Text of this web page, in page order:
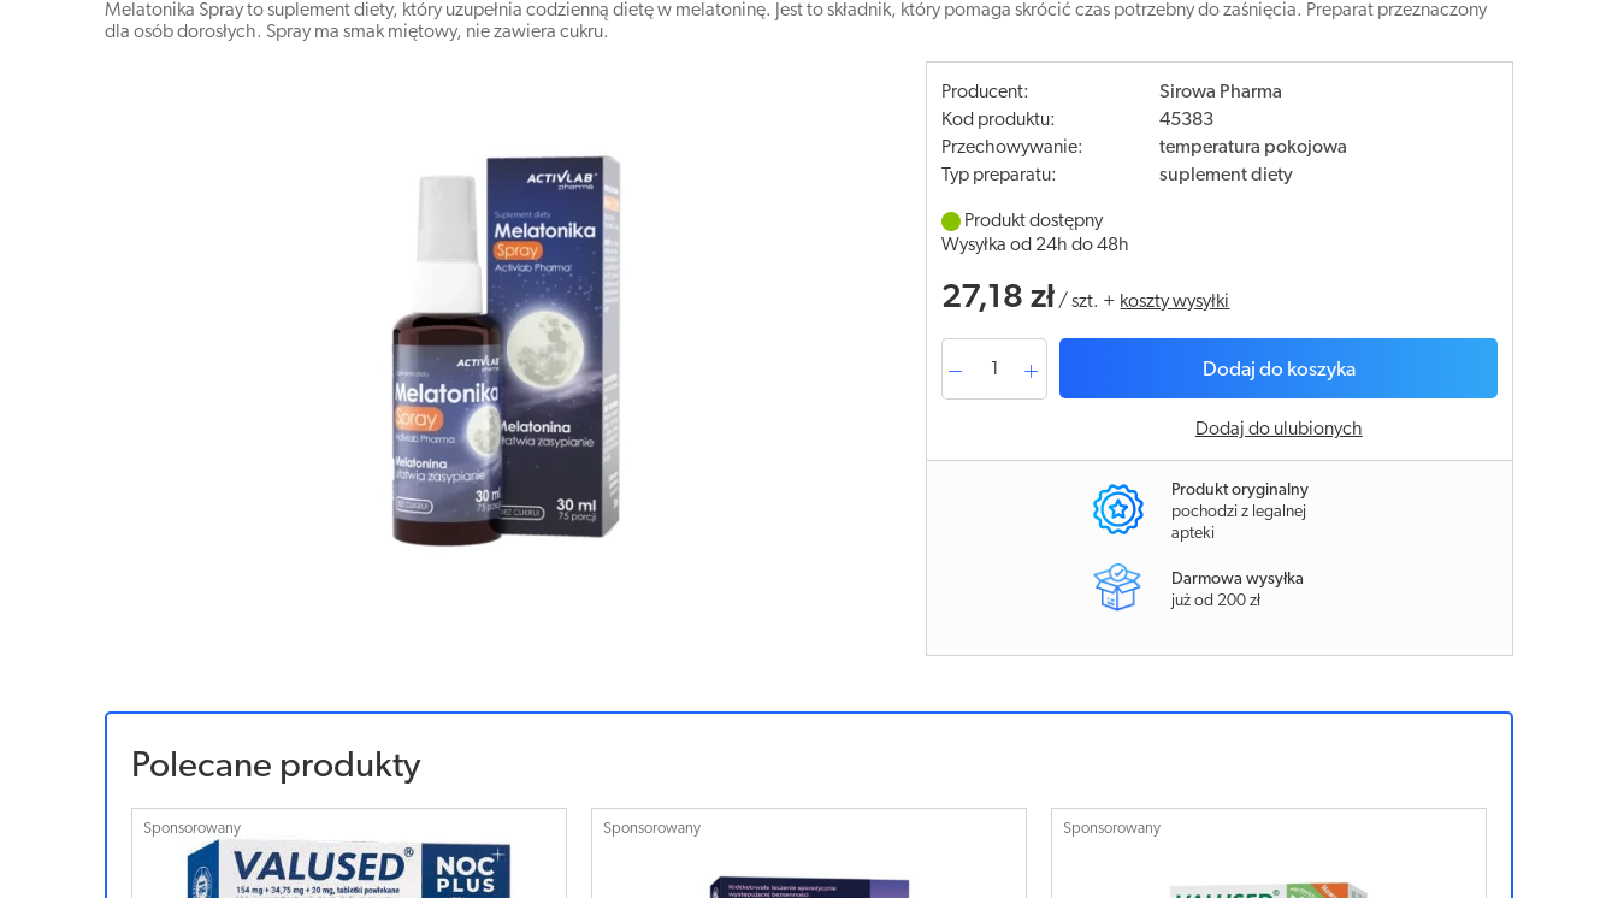
Melatonika Spray to suplement diety, który uzupełnia codzienną dietę w melatoninę. Jest to składnik, który pomaga skrócić czas potrzebny do zaśnięcia. Preparat przeznaczony
dla osób dorosłych. Spray ma smak miętowy, nie zawiera cukru.
Producent:
Sirowa Pharma
Kod produktu:
45383
Przechowywanie:
temperatura pokojowa
Typ preparatu:
suplement diety
Produkt dostępny
Wysyłka od 24h do 48h
27,18 zł /szt. + koszty wysyłki
Dodaj do koszyka
Dodaj do ulubionych
Produkt oryginalny
pochodzi z legalnej
apteki
Darmowa wysyłka
już od 200 zł
Polecane produkty
Sponsorowany Sponsorowany Sponsorowany